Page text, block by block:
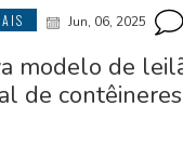
Jun, 06, 2025
modelo de
de